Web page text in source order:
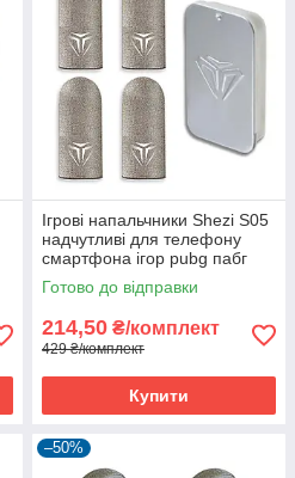
Ігрові напальчники Shezi S05
надчутливі для телефону
смартфона ігор pubg пабг
пубг 2 пари + бокс
Готово до відправки
214,50 ₴/комплект
429 ₴/комплект
Купити
–50%